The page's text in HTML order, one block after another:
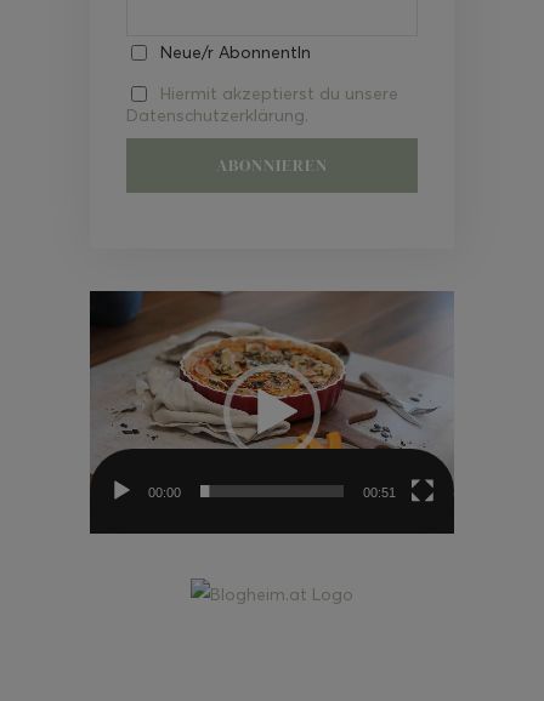
Neue/r AbonnentIn
Hiermit akzeptierst du unsere
Datenschutzerklärung.
Video-
00:00 00:51